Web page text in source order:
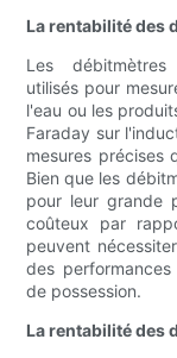
La rentabilité des
Les débitmètres
utilisés pour
l'eau ou les
Faraday sur
mesures précises
Bien que les
pour leur grande
coûteux par
peuvent
des
de possession.
La rentabilité des